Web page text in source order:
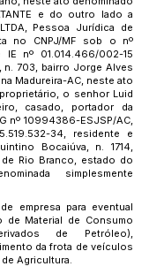
e do outro lado a
Pessoa Jurídica de
no CNPJ/MF sob o nº
IE nº 01.014.466/002-15
n. 703, bairro Jorge Alves
Madureira-AC, neste ato
o senhor Luid
casado, portador da
nº 10994386-ESJSP/AC,
34 , residente e
Bocaiúva, n. 1714,
Rio Branco, estado do
simplesmente
empresa para eventual
de Material de Consumo
de Petróleo),
da frota de veículos
Agricultura.